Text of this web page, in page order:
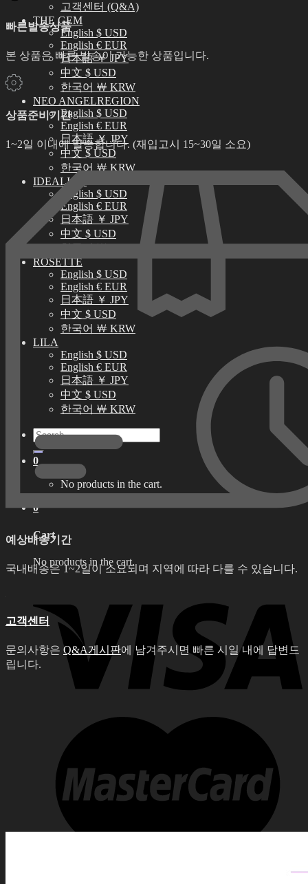
고객센터 (Q&A)
THE GEM
English $ USD
English € EUR
日本語 ￥ JPY
中文 $ USD
한국어 ￦ KRW
NEO ANGELREGION
English $ USD
English € EUR
日本語 ￥ JPY
中文 $ USD
한국어 ￦ KRW
IDEALIAN
English $ USD
English € EUR
日本語 ￥ JPY
中文 $ USD
한국어 ￦ KRW
ROSETTE
English $ USD
English € EUR
日本語 ￥ JPY
中文 $ USD
한국어 ￦ KRW
LILA
English $ USD
English € EUR
日本語 ￥ JPY
中文 $ USD
한국어 ￦ KRW
Search
for:
0
No products in the cart.
0
Cart
No products in the cart.
빠른발송상품
본 상품은 빠른 발송이 가능한 상품입니다.
상품준비기간
1~2일 이내에 발송합니다. (재입고시 15~30일 소요)
예상배송기간
국내배송은 1~2일이 소요되며 지역에 따라 다를 수 있습니다.
고객센터
문의사항은 Q&A게시판에 남겨주시면 빠른 시일 내에 답변드
립니다.